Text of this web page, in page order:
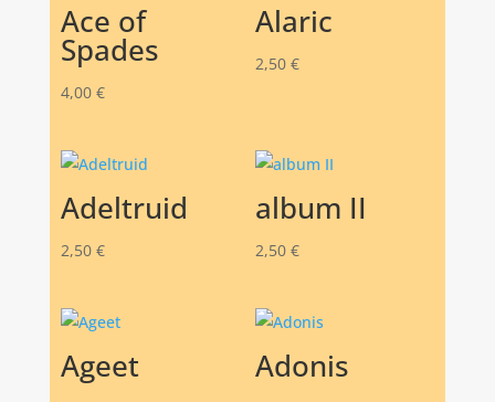
Ace of
Spades
4,00 €
Alaric
2,50 €
Adeltruid
2,50 €
album II
2,50 €
Ageet Adonis